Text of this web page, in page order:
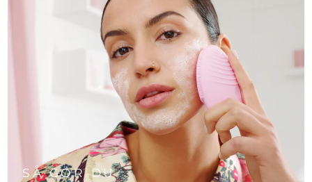
SÅ GÖR DU